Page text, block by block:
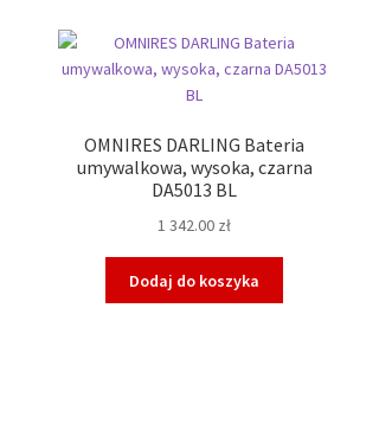
OMNIRES DARLING Bateria
umywalkowa, wysoka, czarna
DA5013 BL
1 342.00 zł
Dodaj do koszyka